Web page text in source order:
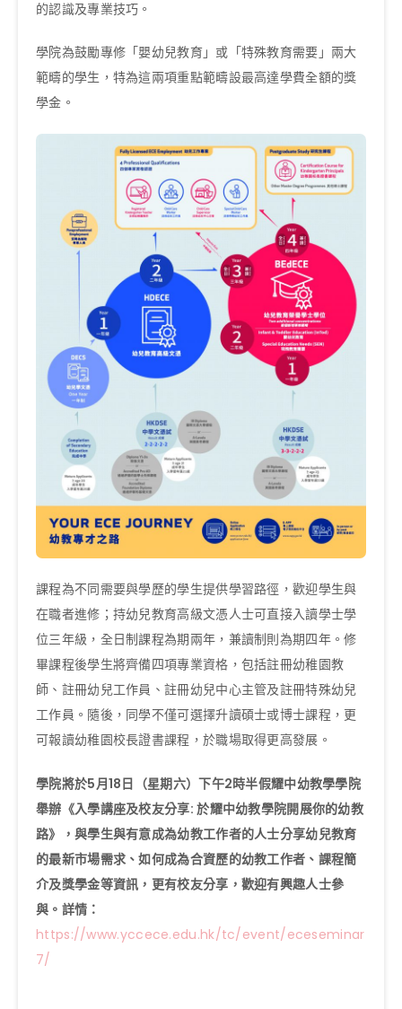
的認識及專業技巧。
學院為鼓勵專修「嬰幼兒教育」或「特殊教育需要」兩大
範疇的學生，特為這兩項重點範疇設最高達學費全額的獎
學金。
課程為不同需要與學歷的學生提供學習路徑，歡迎學生與
在職者進修；持幼兒教育高級文憑人士可直接入讀學士學
位三年級，全日制課程為期兩年，兼讀制則為期四年。修
畢課程後學生將齊備四項專業資格，包括註冊幼稚園教
師、註冊幼兒工作員、註冊幼兒中心主管及註冊特殊幼兒
工作員。隨後，同學不僅可選擇升讀碩士或博士課程，更
可報讀幼稚園校長證書課程，於職場取得更高發展。
學院將於5月18日（星期六）下午2時半假耀中幼教學學院
舉辦《入學講座及校友分享: 於耀中幼教學院開展你的幼教
路》，與學生與有意成為幼教工作者的人士分享幼兒教育
的最新市場需求、如何成為合資歷的幼教工作者、課程簡
介及獎學金等資訊，更有校友分享，歡迎有興趣人士參
與。詳情：
https://www.yccece.edu.hk/tc/event/eceseminar
7/